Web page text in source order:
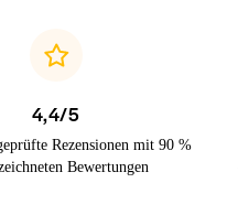
4,4/5
Rezensionen mit 90 %
Bewertungen